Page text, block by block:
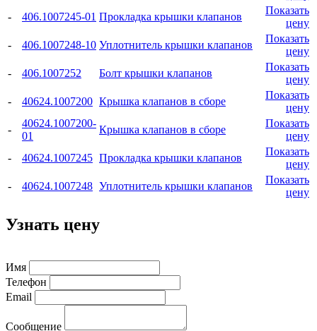
-
406.1007245-01 Прокладка крышки клапанов
Показать
цену
-
406.1007248-10 Уплотнитель крышки клапанов
Показать
цену
-
406.1007252 Болт крышки клапанов
Показать
цену
-
40624.1007200 Крышка клапанов в сборе
Показать
цену
-
40624.1007200-
01
Крышка клапанов в сборе
Показать
цену
-
40624.1007245 Прокладка крышки клапанов
Показать
цену
-
40624.1007248 Уплотнитель крышки клапанов
Показать
цену
Узнать цену
Имя
Телефон
Email
Сообщение